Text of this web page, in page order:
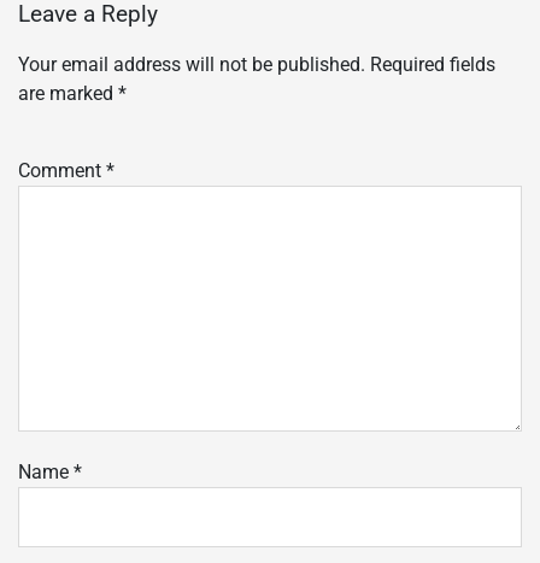
Leave a Reply
Your email address will not be published. Required fields
are marked *
Comment *
Name *